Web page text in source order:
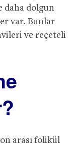
daha dolgun
var. Bunlar
ve reçeteli
arası folikül